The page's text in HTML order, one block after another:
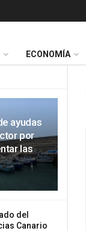
ayudas
por
las
del
Canario
ECONOMÍA